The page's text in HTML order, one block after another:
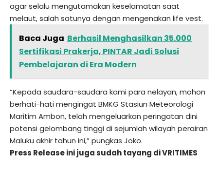
agar selalu mengutamakan keselamatan saat
melaut, salah satunya dengan mengenakan life vest.
Baca Juga Berhasil Menghasilkan 35.000
Sertifikasi Prakerja, PINTAR Jadi Solusi
Pembelajaran di Era Modern
“Kepada saudara-saudara kami para nelayan, mohon
berhati-hati mengingat BMKG Stasiun Meteorologi
Maritim Ambon, telah mengeluarkan peringatan dini
potensi gelombang tinggi di sejumlah wilayah perairan
Maluku akhir tahun ini,” pungkas Joko.
Press Release ini juga sudah tayang diVRITIMES